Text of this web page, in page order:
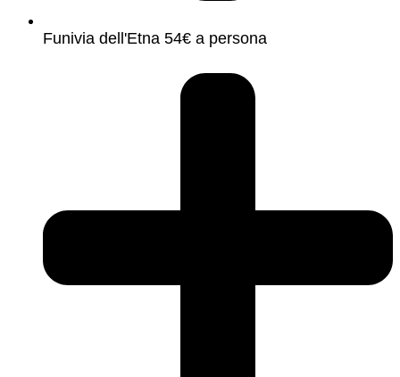
Funivia dell'Etna 54€ a persona